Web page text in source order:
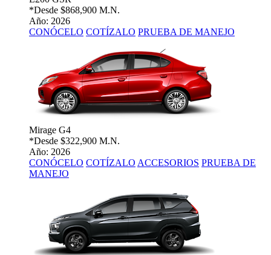
*Desde $868,900 M.N.
Año: 2026
CONÓCELO COTÍZALO PRUEBA DE MANEJO
Mirage G4
*Desde $322,900 M.N.
Año: 2026
CONÓCELO COTÍZALO ACCESORIOS PRUEBA DE
MANEJO